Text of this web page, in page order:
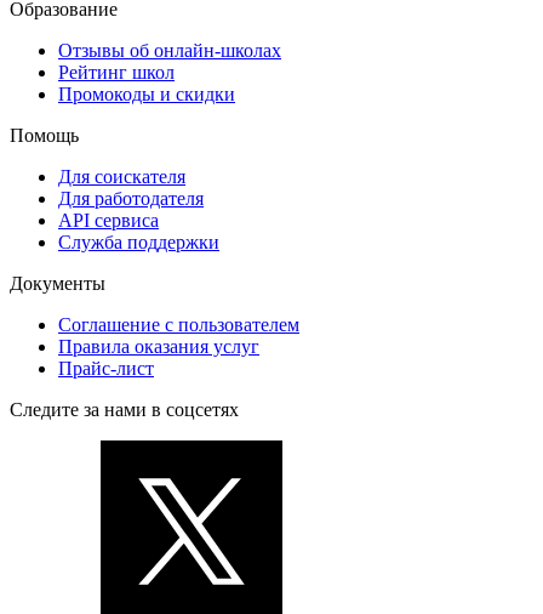
Образование
Отзывы об онлайн-школах
Рейтинг школ
Промокоды и скидки
Помощь
Для соискателя
Для работодателя
API сервиса
Служба поддержки
Документы
Соглашение с пользователем
Правила оказания услуг
Прайс-лист
Следите за нами в соцсетях